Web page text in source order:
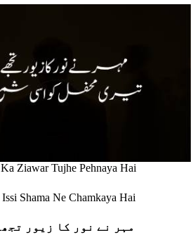
Ziawar Tujhe Pehnaya Hai
Shama Ne Chamkaya Hai
مہر نے نور کا زیور